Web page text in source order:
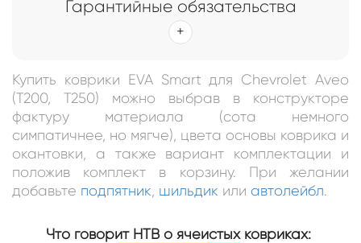
Гарантийные обязательства
Купить коврики EVA Smart для Chevrolet Aveo
(T200, T250) можно выбрав в конструкторе
фактуру материала (сота немного
симпатичнее, но мягче), цвета основы коврика и
окантовки, а также вариант комплектации и
положив комплект в корзину. При желании
добавьте подпятник шильдик или автолейбл.
Что говорит НТВ о ячеистых ковриках: